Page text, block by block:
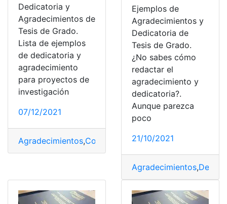
Dedicatoria y
Agradecimientos de
Tesis de Grado.
Lista de ejemplos
de dedicatoria y
agradecimiento
para proyectos de
investigación
07/12/2021
Agradecimientos,Consultas Dedicatorias
Ejemplos de
Agradecimientos y
Dedicatoria de
Tesis de Grado.
¿No sabes cómo
redactar el
agradecimiento y
dedicatoria?.
Aunque parezca
poco
21/10/2021
Agradecimientos,